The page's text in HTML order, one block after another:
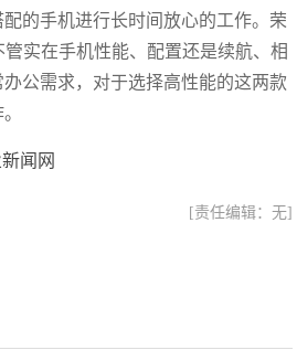
的手机进行长时间放心的工作。荣
管实在手机性能、配置还是续航、相
公需求，对于选择高性能的这两款
闻网
[责任编辑：无]